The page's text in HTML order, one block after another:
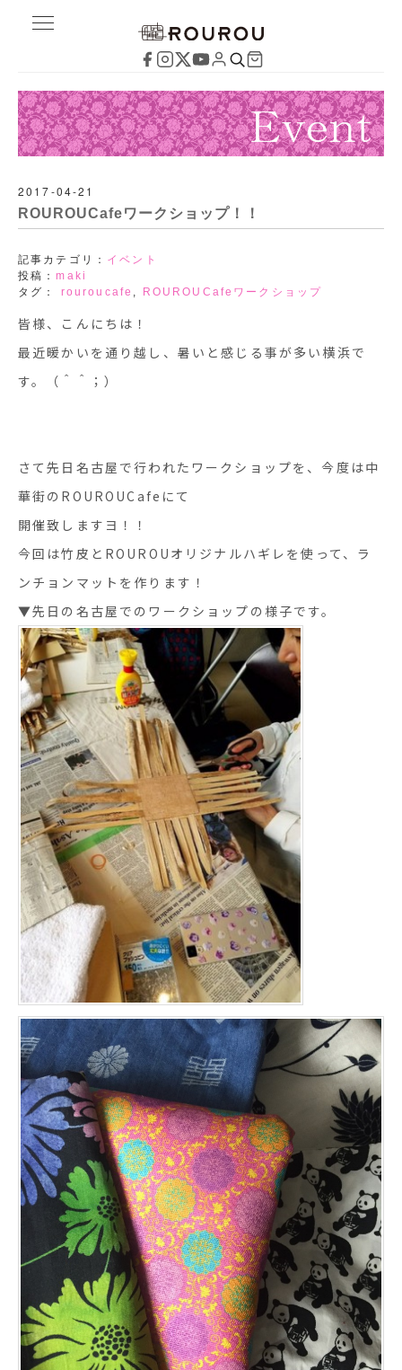
2017-04-21
ROUROUCafeワークショップ！！
記事カテゴリ： イベント
投稿：maki
タグ： rouroucafe ROUROUCafeワークショップ
皆様、こんにちは！
最近暖かいを通り越し、暑いと感じる事が多い横浜で
す。（＾＾；）
さて先日名古屋で行われたワークショップを、今度は中
華街のROUROUCafeにて
開催致しますヨ！！
今回は竹皮とROUROUオリジナルハギレを使って、ラ
ンチョンマットを作ります！
▼先日の名古屋でのワークショップの様子です。